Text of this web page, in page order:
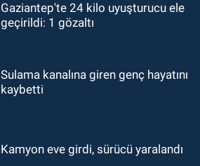
Gaziantep'te 24 kilo uyuşturucu ele
geçirildi: 1 gözaltı
Sulama kanalına giren genç hayatını
kaybetti
Kamyon eve girdi, sürücü yaralandı